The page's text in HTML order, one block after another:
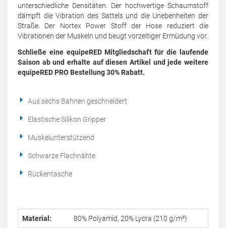
unterschiedliche Densitäten. Der hochwertige Schaumstoff
dämpft die Vibration des Sattels und die Unebenheiten der
Straße. Der Nortex Power Stoff der Hose reduziert die
Vibrationen der Muskeln und beugt vorzeitiger Ermüdung vor.
Schließe eine equipeRED Mitgliedschaft für die laufende
Saison ab und erhalte auf diesen Artikel und jede weitere
equipeRED PRO Bestellung 30% Rabatt.
Aus sechs Bahnen geschneidert
Elastische Silikon Gripper
Muskelunterstützend
Schwarze Flachnähte
Rückentasche
Material: 80% Polyamid, 20% Lycra (210 g/m²)